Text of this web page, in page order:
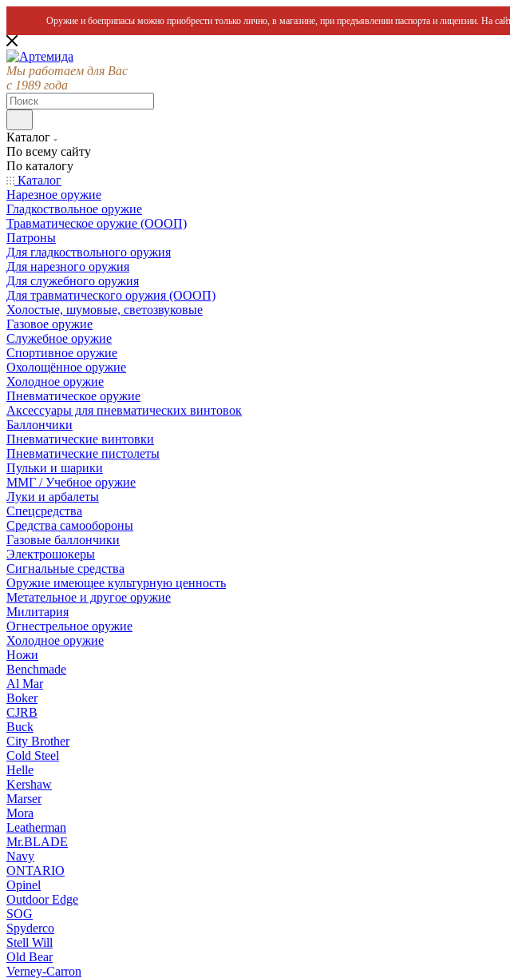
Оружие и боеприпасы можно приобрести только лично, в магазине, при предъявлении паспорта и лицензии. На
Мы работаем для Вас
с 1989 года
Каталог
По всему сайту
По каталогу
Каталог
Нарезное оружие
Гладкоствольное оружие
Травматическое оружие (ОООП)
Патроны
Для гладкоствольного оружия
Для нарезного оружия
Для служебного оружия
Для травматического оружия (ОООП)
Холостые, шумовые, светозвуковые
Газовое оружие
Служебное оружие
Спортивное оружие
Охолощённое оружие
Холодное оружие
Пневматическое оружие
Аксессуары для пневматических винтовок
Баллончики
Пневматические винтовки
Пневматические пистолеты
Пульки и шарики
ММГ / Учебное оружие
Луки и арбалеты
Спецсредства
Средства самообороны
Газовые баллончики
Электрошокеры
Сигнальные средства
Оружие имеющее культурную ценность
Метательное и другое оружие
Милитария
Огнестрельное оружие
Холодное оружие
Ножи
Benchmade
Al Mar
Boker
CJRB
Buck
City Brother
Cold Steel
Helle
Kershaw
Marser
Mora
Leatherman
Mr.BLADE
Navy
ONTARIO
Opinel
Outdoor Edge
SOG
Spyderco
Stell Will
Old Bear
Verney-Carron